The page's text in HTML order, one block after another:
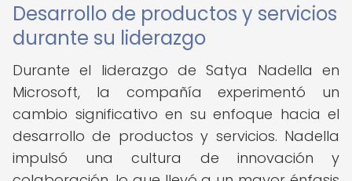
Desarrollo de productos y servicios
durante su liderazgo
Durante el liderazgo de Satya Nadella en
Microsoft, la compañía experimentó un
cambio significativo en su enfoque hacia el
desarrollo de productos y servicios. Nadella
impulsó una cultura de innovación y